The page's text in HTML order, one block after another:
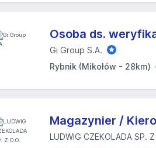
Osoba ds.
Gi Group S.A.
Rybnik (Mikołów - 28km)
Magazynier /
LUDWIG CZEKOLADA SP. Z